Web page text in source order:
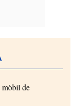
mòbil de